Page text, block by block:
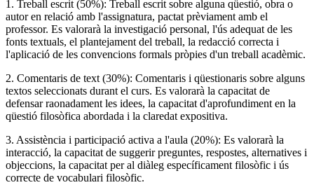
1. Treball escrit (50%): Treball escrit sobre alguna qüestió, obra o
autor en relació amb l'assignatura, pactat prèviament amb el
professor. Es valorarà la investigació personal, l'ús adequat de les
fonts textuals, el plantejament del treball, la redacció correcta i
l'aplicació de les convencions formals pròpies d'un treball acadèmic.
2. Comentaris de text (30%): Comentaris i qüestionaris sobre alguns
textos seleccionats durant el curs. Es valorarà la capacitat de
defensar raonadament les idees, la capacitat d'aprofundiment en la
qüestió filosòfica abordada i la claredat expositiva.
3. Assistència i participació activa a l'aula (20%): Es valorarà la
interacció, la capacitat de suggerir preguntes, respostes, alternatives i
objeccions, la capacitat per al diàleg específicament filosòfic i ús
correcte de vocabulari filosòfic.